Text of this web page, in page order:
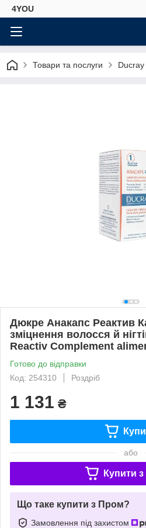
4YOU
Товари та послуги Ducray
Дюкре Анакапс Реактив
зміцнення волосся й
Reactiv Complement
Готово до відправки
Код: 254310
Роздріб
1 131 ₴
або
Купити з
Що таке купити з Пром?
Замовлення під захистом